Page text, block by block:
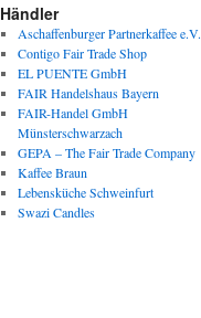
Händler
Aschaffenburger Partnerkaffee e.V.
Contigo Fair Trade Shop
EL PUENTE GmbH
FAIR Handelshaus Bayern
FAIR-Handel GmbH
Münsterschwarzach
GEPA – The Fair Trade Company
Kaffee Braun
Lebensküche Schweinfurt
Swazi Candles